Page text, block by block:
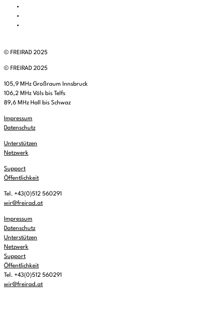
© FREIRAD 2025
© FREIRAD 2025
105,9 MHz Großraum Innsbruck
106,2 MHz Völs bis Telfs
89,6 MHz Hall bis Schwaz
Impressum
Datenschutz
Unterstützen
Netzwerk
Support
Öffentlichkeit
Tel. +43(0)512 560291
wir@freirad.at
Impressum
Datenschutz
Unterstützen
Netzwerk
Support
Öffentlichkeit
Tel. +43(0)512 560291
wir@freirad.at